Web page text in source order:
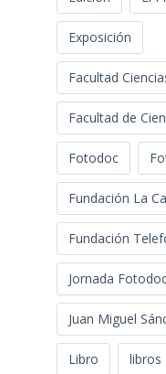
Exposición
Facultad
Facultad de
Fotodoc
Fundación La
Fundación
Jornada
Juan Miguel
Libro libros